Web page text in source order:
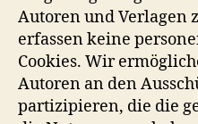
Autoren und Verlagen
erfassen keine
Cookies. Wir
Autoren an den
partizipieren, die die